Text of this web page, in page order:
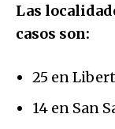
Las
casos son:
25 en
14 en San